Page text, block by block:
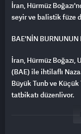
İran, Hürmüz
seyir ve balistik füze
BAE'NİN BURNUNUN
İran, Hürmüz
(BAE) ile ihtilaflı
Büyük Tunb ve
tatbikatı düzenliyor.
Yarı resmi Tesnim